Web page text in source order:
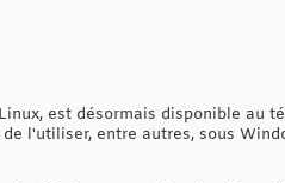
est désormais disponible au
l'utiliser, entre autres, sous